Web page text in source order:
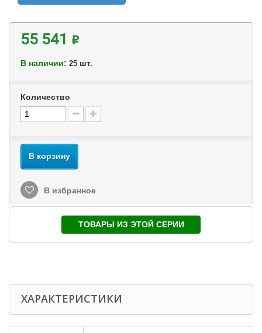
55 541 ₽
В наличии: 25 шт.
Количество
В корзину
В избранное
ТОВАРЫ ИЗ ЭТОЙ СЕРИИ
ХАРАКТЕРИСТИКИ